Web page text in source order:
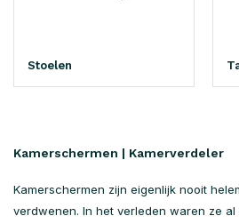
Stoelen
Kamerschermen | Kamerverdeler
Kamerschermen zijn eigenlijk nooit
verdwenen. In het verleden waren ze